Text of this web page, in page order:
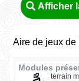
Afficher
Aire de jeux
Modules
terrain